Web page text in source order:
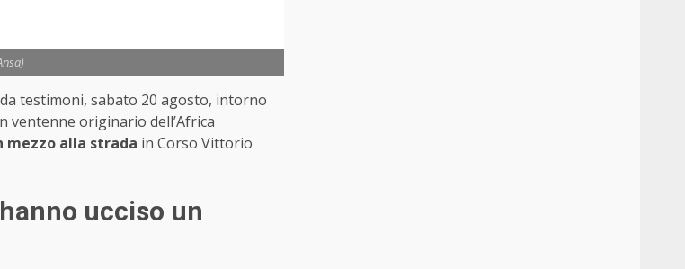
testimoni, sabato 20 agosto, intorno
ventenne originario dell’Africa
mezzo alla strada in Corso Vittorio
ucciso un